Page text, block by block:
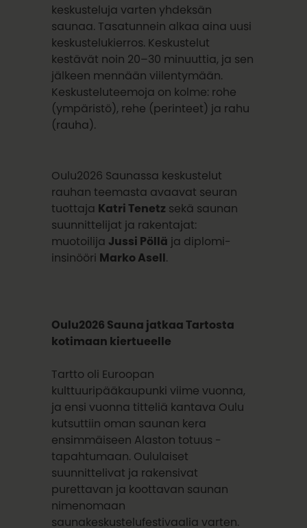
keskusteluja varten yhdeksän
saunaa. Tasatunnein alkaa aina uusi
keskustelukierros. Keskustelut
kestävät noin 20–30 minuuttia, ja sen
jälkeen mennään viilentymään.
Keskusteluteemoja on kolme: rohe
(ympäristö), rehe (perinteet) ja rahu
(rauha).
Oulu2026 Saunassa keskustelut
rauhan teemasta avaavat seuran
tuottaja Katri Tenetz sekä saunan
suunnittelijat ja rakentajat:
muotoilija Jussi Pöllä ja diplomi-
insinööri Marko Asell
Oulu2026 Sauna jatkaa Tartosta
kotimaan kiertueelle
Tartto oli Euroopan
kulttuuripääkaupunki viime vuonna,
ja ensi vuonna titteliä kantava Oulu
kutsuttiin oman saunan kera
ensimmäiseen Alaston totuus -
tapahtumaan. Oululaiset
suunnittelivat ja rakensivat
purettavan ja koottavan saunan
nimenomaan
saunakeskustelufestivaalia varten.